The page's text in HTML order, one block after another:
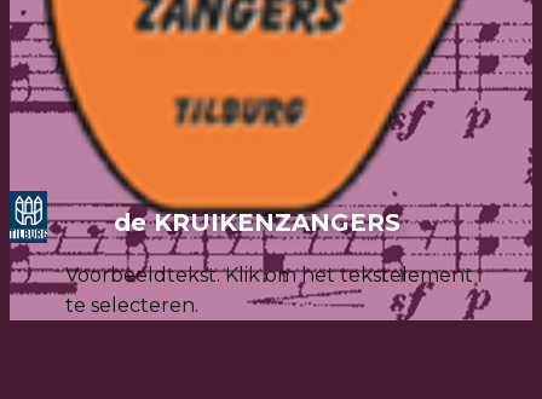
de KRUIKENZANGERS
Voorbeeldtekst. Klik om het tekstelement
te selecteren.